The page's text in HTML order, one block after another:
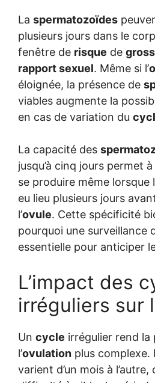
La spermatozoïdes
plusieurs jours dans le
fenêtre de risque de
rapport sexuel. Même si l’
éloignée, la présence de
viables augmente la
en cas de variation du
La capacité des
jusqu’à cinq jours permet
se produire même lorsque
eu lieu plusieurs jours
l’ovule. Cette spécificité
pourquoi une surveillance
essentielle pour anticiper
L’impact des
irréguliers sur
Un cycle irrégulier rend la
l’ovulation plus complexe.
varient d’un mois à